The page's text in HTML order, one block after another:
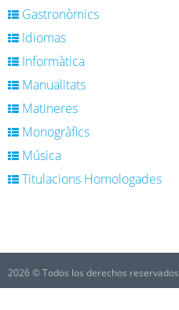
Gastronòmics
Idiomas
Informàtica
Manualitats
Matineres
Monogràfics
Música
Titulacions Homologades
2026 © Todos los derechos reservados